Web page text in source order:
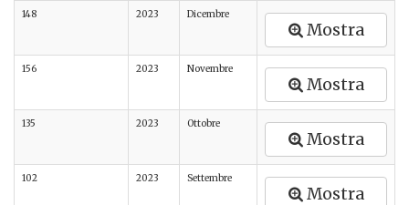
148 2023 Dicembre
Mostra
156 2023 Novembre
Mostra
135 2023 Ottobre
Mostra
102 2023 Settembre
Mostra